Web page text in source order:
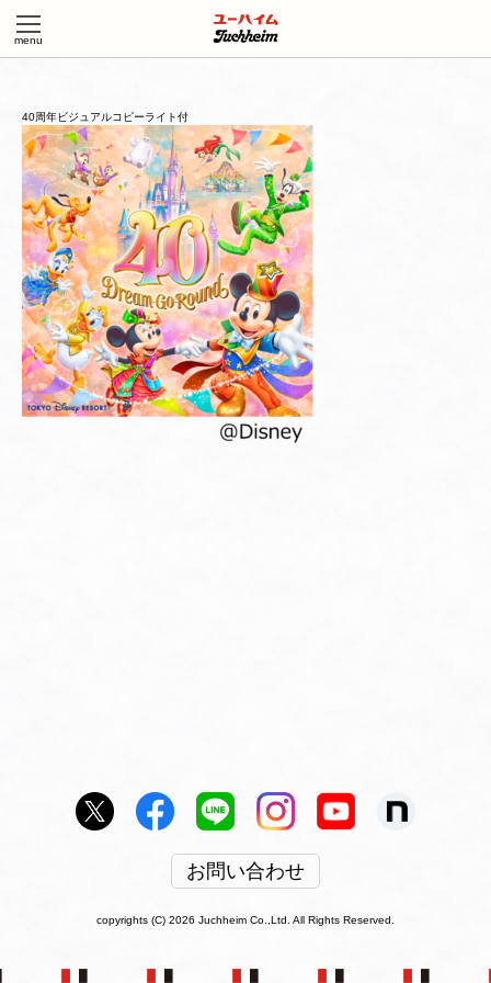
40周年ビジュアルコピーライト付
お問い合わせ
copyrights (C) 2026 Juchheim Co.,Ltd. All Rights Reserved.